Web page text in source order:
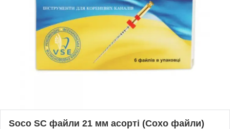
Soco SC файли 21 мм асорті (Сохо файли)